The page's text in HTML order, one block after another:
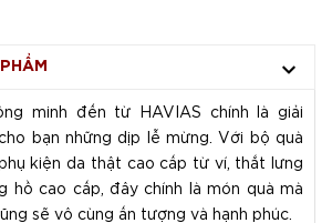
minh đến từ HAVIAS chính là giải
bạn những dịp lễ mừng. Với bộ quà
kiện da thật cao cấp từ ví, thắt lưng
hồ cao cấp, đây chính là món quà mà
sẽ vô cùng ấn tượng và hạnh phúc.